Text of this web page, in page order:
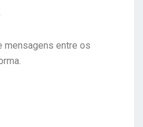
mensagens entre os